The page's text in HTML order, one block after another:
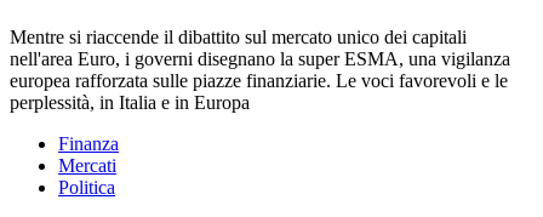
Mentre si riaccende il dibattito sul mercato unico dei capitali
nell'area Euro, i governi disegnano la super ESMA, una vigilanza
europea rafforzata sulle piazze finanziarie. Le voci favorevoli e le
perplessità, in Italia e in Europa
Finanza
Mercati
Politica